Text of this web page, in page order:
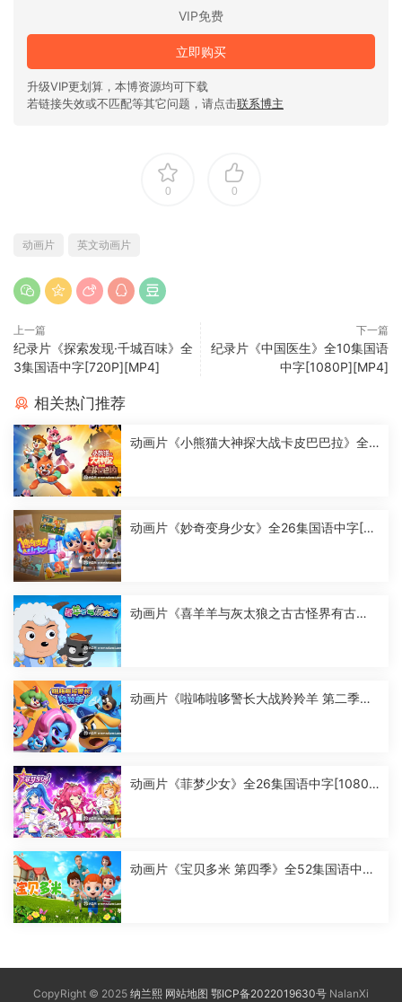
VIP免费
立即购买
升级VIP更划算，本博资源均可下载
若链接失效或不匹配等其它问题，请点击联系博主
0 0
动画片 英文动画片
上一篇
纪录片《探索发现·千城百味》全
3集国语中字[720P][MP4]
下一篇
纪录片《中国医生》全10集国语
中字[1080P][MP4]
相关热门推荐
动画片《小熊猫大神探大战卡皮巴巴拉》全2
动画片《妙奇变身少女》全26集国语中字[10
动画片《喜羊羊与灰太狼之古古怪界有古
动画片《啦咘啦哆警长大战羚羚羊 第二季》
动画片《菲梦少女》全26集国语中字[1080
动画片《宝贝多米 第四季》全52集国语中字
CopyRight © 2025 纳兰熙 网站地图 鄂ICP备2022019630号 NalanXi